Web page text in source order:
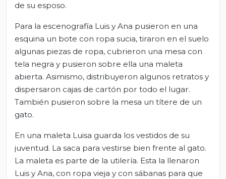
de su esposo.
Para la escenografía Luis y Ana pusieron en una
esquina un bote con ropa sucia, tiraron en el suelo
algunas piezas de ropa, cubrieron una mesa con
tela negra y pusieron sobre ella una maleta
abierta. Asimismo, distribuyeron algunos retratos y
dispersaron cajas de cartón por todo el lugar.
También pusieron sobre la mesa un títere de un
gato.
En una maleta Luisa guarda los vestidos de su
juventud. La saca para vestirse bien frente al gato.
La maleta es parte de la utilería. Esta la llenaron
Luis y Ana, con ropa vieja y con sábanas para que